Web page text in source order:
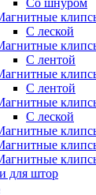
С леской
С лентой
С лентой
С леской
для штор